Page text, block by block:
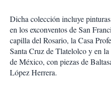
Dicha colección incluye
en los exconventos de San
capilla del Rosario, la Casa
Santa Cruz de Tlatelolco y en
de México, con piezas de
López Herrera.